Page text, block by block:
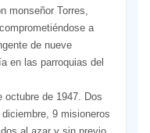
monseñor Torres,
a
de nueve
en las parroquias del
octubre de 1947. Dos
9 misioneros